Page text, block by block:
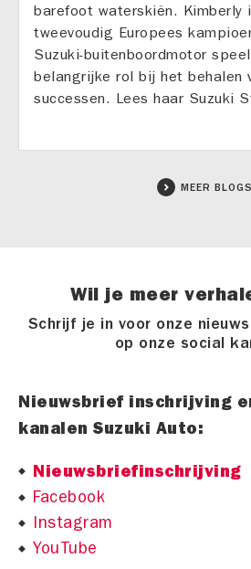
barefoot waterskiën. Kimberly
tweevoudig Europees
Suzuki-buitenboordmotor
belangrijke rol bij het behalen
successen. Lees haar Suzuki
MEER BLOGS
Wil je meer
Schrijf je in voor onze
op onze social
Nieuwsbrief inschrijving
kanalen Suzuki Auto:
Nieuwsbriefinschrijving
Facebook
Instagram
YouTube